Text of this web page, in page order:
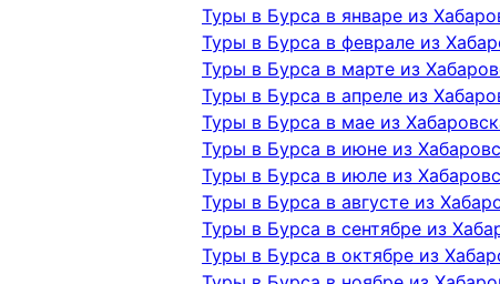
Туры в Бурса в январе из
Туры в Бурса в феврале из
Туры в Бурса в марте из
Туры в Бурса в апреле из
Туры в Бурса в мае из
Туры в Бурса в июне из
Туры в Бурса в июле из
Туры в Бурса в августе из
Туры в Бурса в сентябре из
Туры в Бурса в октябре из